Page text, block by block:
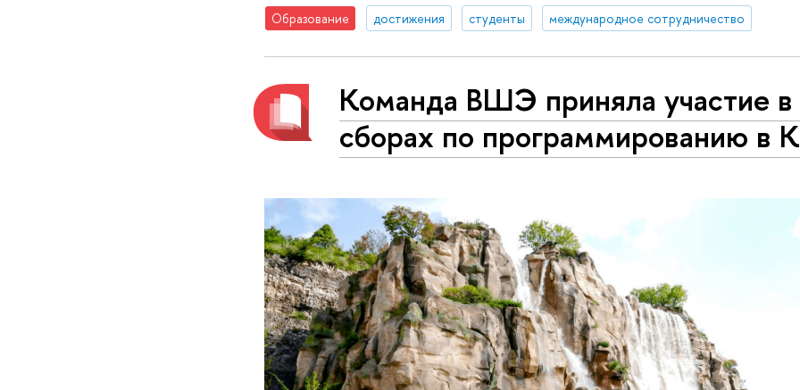
Образование достижения студенты международное сотрудничество
Команда ВШЭ приняла участие в
сборах по программированию в